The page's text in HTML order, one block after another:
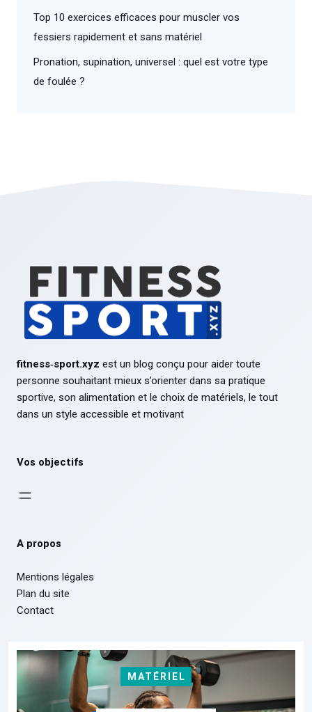
Top 10 exercices efficaces pour muscler vos
fessiers rapidement et sans matériel
Pronation, supination, universel : quel est votre type
de foulée ?
fitness‑sport.xyz est un blog conçu pour aider toute
personne souhaitant mieux s’orienter dans sa pratique
sportive, son alimentation et le choix de matériels, le tout
dans un style accessible et motivant
Vos objectifs
A propos
Mentions légales
Plan du site
Contact
MATÉRIEL